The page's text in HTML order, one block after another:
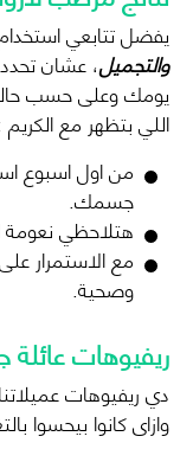
يفضل تتابعي
والتجميل، عشان
يومك وعلى حسب
اللي بتظهر مع
من اول اسبوع
جسمك.
هتلاحظي نعومة
مع الاستمرار
وصحية.
ريفيوهات عائلة
دي ريفيوهات
وازاى كانوا بيحسوا